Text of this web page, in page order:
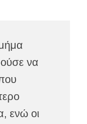
να
ενώ οι